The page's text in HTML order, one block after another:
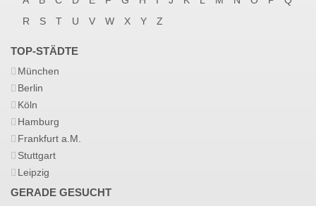
R
S T U V W X Y Z
TOP-STÄDTE
München
Berlin
Köln
Hamburg
Frankfurt a.M.
Stuttgart
Leipzig
GERADE GESUCHT